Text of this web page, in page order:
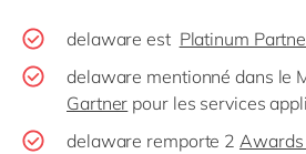
delaware est Platinum
delaware mentionné dans le
Gartner pour les services
delaware remporte 2